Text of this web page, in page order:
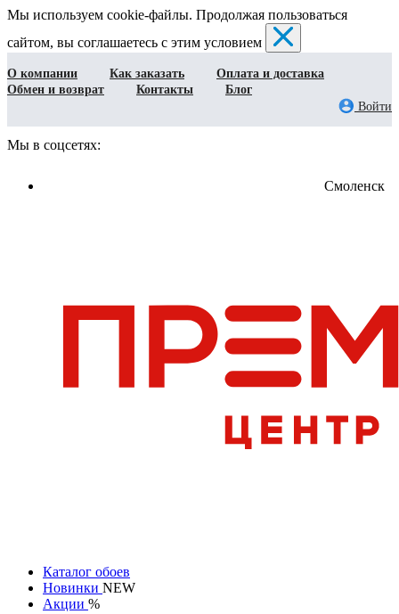
Мы используем cookie-файлы. Продолжая пользоваться
сайтом, вы соглашаетесь с этим условием
О компании Как заказать
Оплата и доставка
Обмен и возврат
Контакты
Блог
Войти
Мы в соцсетях:
Смоленск
Каталог обоев
Новинки NEW
Акции %